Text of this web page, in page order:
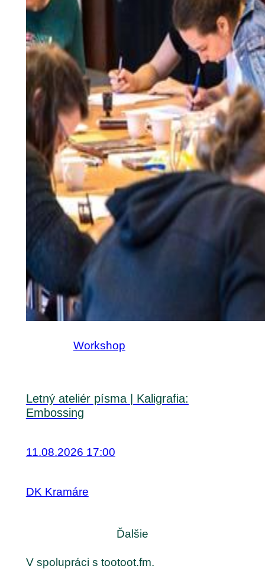
Workshop
Letný ateliér písma | Kaligrafia:
Embossing
11.08.2026 17:00
DK Kramáre
Ďalšie
V spolupráci s tootoot.fm.